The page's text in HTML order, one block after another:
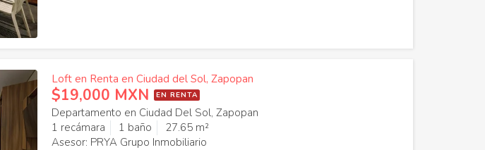
Loft en Renta en Ciudad del Sol, Zapopan
$19,000 MXN EN RENTA
Departamento en Ciudad Del Sol, Zapopan
1 recámara
1 baño
27.65 m²
Asesor: PRYA Grupo Inmobiliario